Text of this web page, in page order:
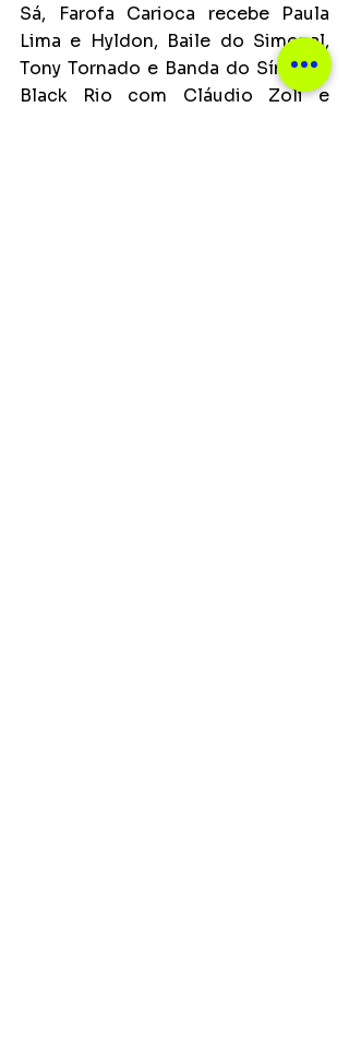
Sá, Farofa Carioca recebe Paula
Lima e Hyldon, Baile do Simonal,
Tony Tornado e Banda do Síndico,
Black Rio com Cláudio Zoli e